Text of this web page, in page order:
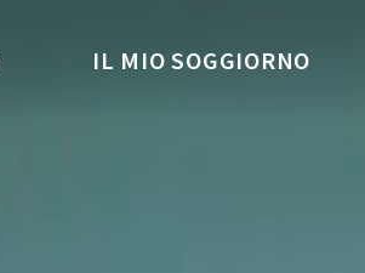
IL MIO SOGGIORNO